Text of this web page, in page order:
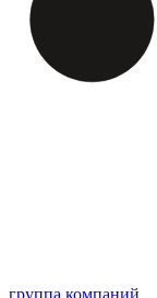
группа компаний